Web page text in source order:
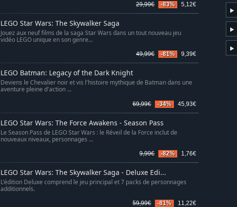
29,99€ -83% 5,12€
LEGO Star Wars: The Skywalker Saga
Jouez aux neuf films de la saga Star Wars dans un tout nouveau jeu
vidéo LEGO unique en son genre...
49,99€ -81% 9,39€
LEGO Batman: Legacy of the Dark Knight
Deviens le Chevalier noir et vis l'histoire mythique de Batman dans une
aventure pleine d'action ...
69,99€ -34% 45,93€
LEGO Star Wars: The Force Awakens - Season Pass
Le Season Pass de LEGO Star Wars : le Réveil de la Force inclut de
nouveaux niveaux, personnages ...
9,99€ -82% 1,76€
LEGO Star Wars: The Skywalker Saga - Deluxe Edi...
L'édition Deluxe comprend le jeu principal et 7 packs de personnages
additionnels.
59,99€ -81% 11,22€